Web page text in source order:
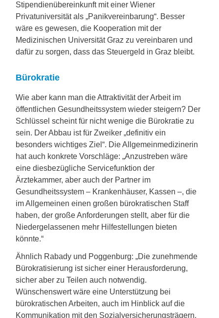
Stipendienübereinkunft mit einer Wiener
Privatuniversität als „Panikvereinbarung“. Besser
wäre es gewesen, die Kooperation mit der
Medizinischen Universität Graz zu vereinbaren und
dafür zu sorgen, dass das Steuergeld in Graz bleibt.
Bürokratie
Wie aber kann man die Attraktivität der Arbeit im
öffentlichen Gesundheitssystem wieder steigern? Der
Schlüssel scheint für nicht wenige die Bürokratie zu
sein. Der Abbau ist für Zweiker „definitiv ein
besonders wichtiges Ziel“. Die Allgemeinmedizinerin
hat auch konkrete Vorschläge: „Anzustreben wäre
eine diesbezügliche Servicefunktion der
Ärztekammer, aber auch der Partner im
Gesundheitssystem – Krankenhäuser, Kassen –, die
im Allgemeinen einen großen bürokratischen Staff
haben, der große Anforderungen stellt, aber für die
Niedergelassenen mehr Hilfestellungen bieten
könnte.“
Ähnlich Rabady und Poggenburg: „Die zunehmende
Bürokratisierung ist sicher einer Herausforderung,
sicher aber zu Teilen auch notwendig.
Wünschenswert wäre eine Unterstützung bei
bürokratischen Arbeiten, auch im Hinblick auf die
Kommunikation mit den Sozialversicherungsträgern.